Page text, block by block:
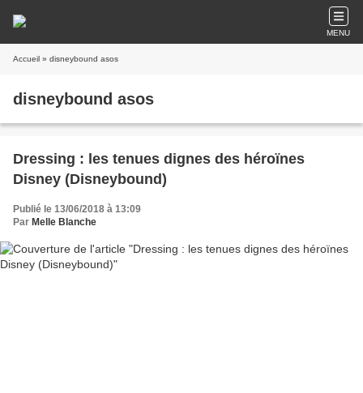
MENU
Accueil » disneybound asos
disneybound asos
Dressing : les tenues dignes des héroïnes
Disney (Disneybound)
Publié le 13/06/2018 à 13:09
Par Melle Blanche